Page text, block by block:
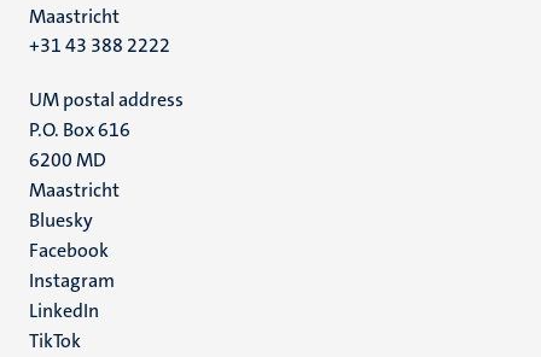
Maastricht
+31 43 388 2222
UM postal address
P.O. Box 616
6200 MD
Maastricht
Social
media
Bluesky
Facebook
Instagram
LinkedIn
TikTok